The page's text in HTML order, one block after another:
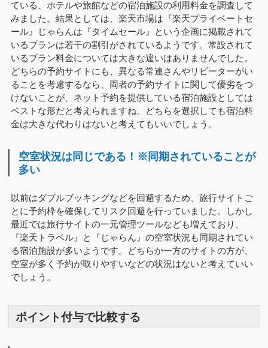
ている、ホテルや旅館などの宿泊施設の利用料金を調査して
みました。結果としては、楽天市場は『楽天プライベートセ
ール』じゃらんは『タイムセール』という企画に掲載されて
いるプランは若干の割引がされているようです。常設されて
いるプラン料金については大きな違いはありませんでした。
どちらの予約サイトにも、異なる常連さんやリピーターがい
ることを考慮するなら、両者の予約サイトに関して優劣をつ
けないことが、ネット予約を提供している宿泊施設としては
ベストな形だと考えられますね。どちらを選択しても宿泊料
金は大きな代わりはないと考えてもいいでしょう。
空室状況は同じである！※同期されていることが
多い
以前はダブルブッキングなどを回避するため、旅行サイトご
とに予約枠を確保してリスク回避を行っていました。しかし
最近では旅行サイトの一元管理ツールなども増えており、
『楽天トラベル』と『じゃらん』の空室状況も同期されてい
る宿泊施設が多いようです。どちらか一方のサイトの方が、
空室が多く予約が取りやすいなどの状況はないと考えていい
でしょう。
ポイント付与で比較する